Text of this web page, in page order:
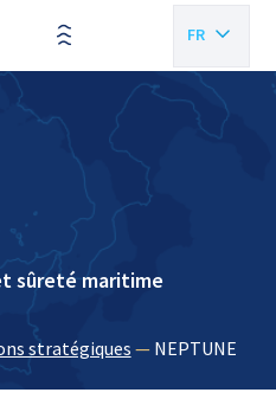
FR
sûreté maritime
stratégiques — NEPTUNE